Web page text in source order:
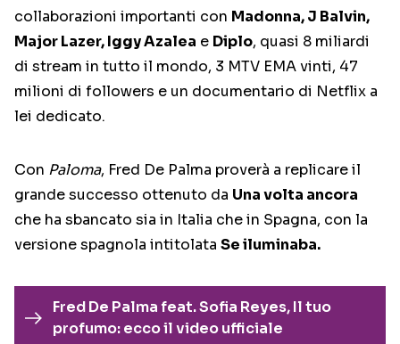
collaborazioni importanti con Madonna, J Balvin,
Major Lazer, Iggy Azalea e Diplo, quasi 8 miliardi
di stream in tutto il mondo, 3 MTV EMA vinti, 47
milioni di followers e un documentario di Netflix a
lei dedicato.
Con Paloma, Fred De Palma proverà a replicare il
grande successo ottenuto da Una volta ancora
che ha sbancato sia in Italia che in Spagna, con la
versione spagnola intitolata Se iluminaba.
Fred De Palma feat. Sofia Reyes, Il tuo
profumo: ecco il video ufficiale